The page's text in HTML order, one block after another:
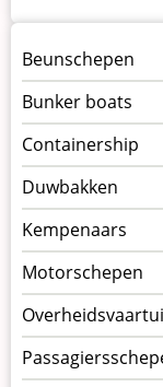
Menu
Schepen
Beunschepen
Bunker boats
Containership
Duwbakken
Kempenaars
Motorschepen